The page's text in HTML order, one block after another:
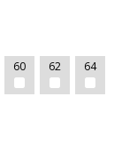
60 62 64